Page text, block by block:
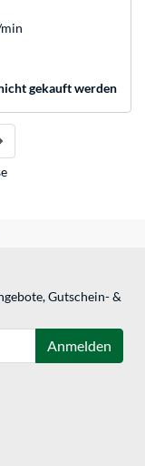
gekauft werden
Gutschein- &
Anmelden